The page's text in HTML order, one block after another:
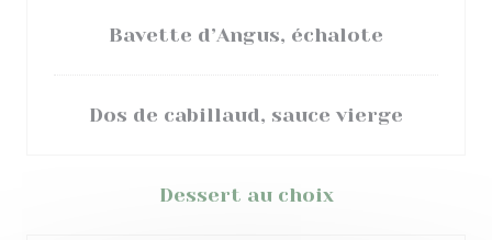
Bavette d’Angus, échalote
Dos de cabillaud, sauce vierge
Dessert au choix